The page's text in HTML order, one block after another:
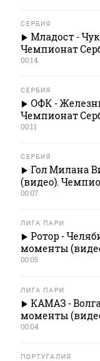
СЕРБИЯ
Младост -
Чемпионат
00:14
СЕРБИЯ
ОФК -
Чемпионат
00:11
СЕРБИЯ
Гол Милана
(видео).
00:07
ЛИГА ПАРИ
Ротор -
моменты
00:05
ЛИГА ПАРИ
КАМАЗ -
моменты
00:04
ПОРТУГАЛИЯ